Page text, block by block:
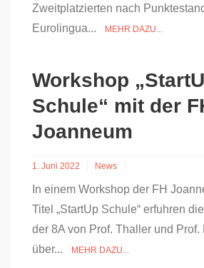
Zweitplatzierten nach
Eurolingua...
MEHR DAZU...
Workshop
Schule“ mit der
Joanneum
1. Juni 2022 News
In einem Workshop der FH
Titel „StartUp Schule“ erfuhren
der 8A von Prof. Thaller und Prof.
über...
MEHR DAZU...